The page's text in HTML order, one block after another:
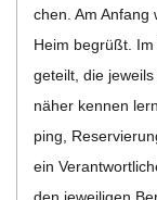
D
T
-
chen. Am Anfang
Heim begrüßt.
ge­teilt, die
näher ken­nen
ping,
ein
den jewei­li­gen